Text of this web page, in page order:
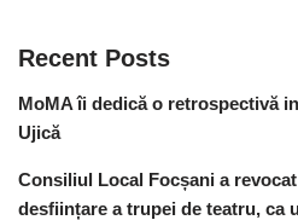
Recent Posts
MoMA îi dedică o retrospectivă
Ujică
Consiliul Local Focșani a
desființare a trupei de teatru, ca